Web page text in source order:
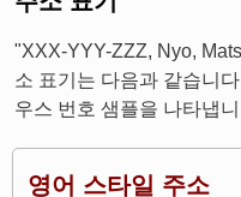
"XXX-YYY-ZZZ, Nyo,
소 표기는 다음과 같습니
우스 번호 샘플을 나타냅
영어 스타일 주소